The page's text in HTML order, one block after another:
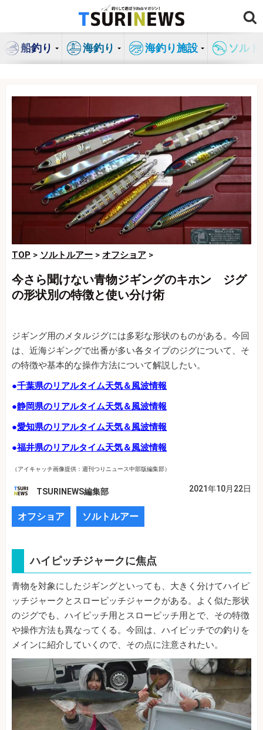
ン
船釣り 海釣り 海釣り施設 ソル
TOP > ソルトルアー > オフショア >
今さら聞けない青物ジギングのキホン ジグ
の形状別の特徴と使い分け術
ジギング用のメタルジグには多彩な形状のものがある。今回
は、近海ジギングで出番が多い各タイプのジグについて、そ
の特徴や基本的な操作方法について解説したい。
●千葉県のリアルタイム天気＆風波情報
●静岡県のリアルタイム天気＆風波情報
●愛知県のリアルタイム天気＆風波情報
●福井県のリアルタイム天気＆風波情報
（アイキャッチ画像提供：週刊つりニュース中部版編集部）
TSURINEWS編集部 2021年10月22日
オフショア ソルトルアー
ハイピッチジャークに焦点
青物を対象にしたジギングといっても、大きく分けてハイピ
ッチジャークとスローピッチジャークがある。よく似た形状
のジグでも、ハイピッチ用とスローピッチ用とで、その特徴
や操作方法も異なってくる。今回は、ハイピッチでの釣りを
メインに紹介していくので、その点に注意されたい。